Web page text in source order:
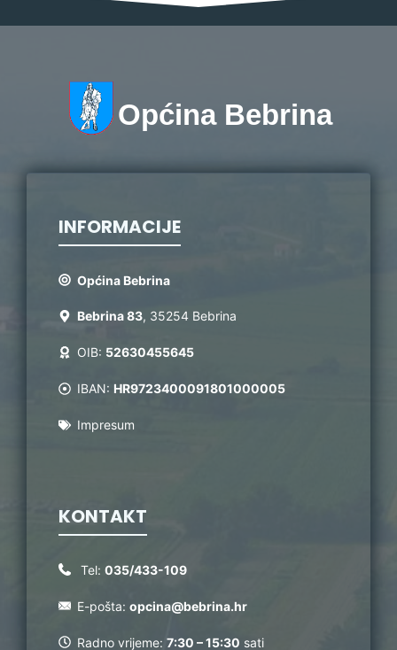
Općina Bebrina
INFORMACIJE
Općina Bebrina
Bebrina 83, 35254 Bebrina
OIB: 52630455645
IBAN: HR9723400091801000005
Impresum
KONTAKT
Tel: 035/433-109
E-pošta: opcina@bebrina.hr
Radno vrijeme: 7:30 – 15:30 sati